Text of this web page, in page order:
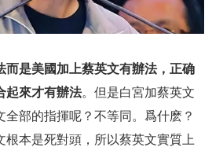
而是美國加上蔡英文有辦法，正确
起來才有辦法。但是白宮加蔡英文
部的指揮呢？不等同。爲什麽？
根本是死對頭，所以蔡英文實質上